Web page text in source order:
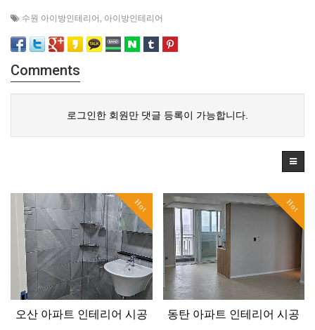
수원 아이방인테리어 , 아이방인테리어
Comments
로그인한 회원만 댓글 등록이 가능합니다.
Hot
오산 아파트 인테리어 시공
Hot
동탄 아파트 인테리어 시공